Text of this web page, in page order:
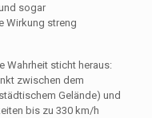
sogar
Wirkung streng
Wahrheit sticht heraus:
zwischen dem
Gelände) und
bis zu 330 km/h